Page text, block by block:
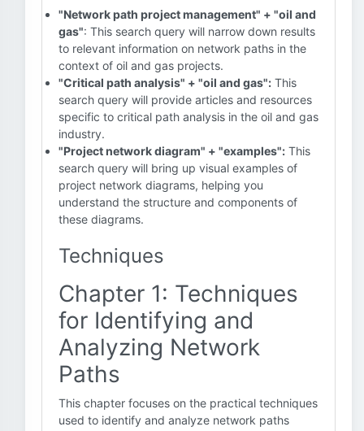
"Network path project management" + "oil and
gas": This search query will narrow down results
to relevant information on network paths in the
context of oil and gas projects.
"Critical path analysis" + "oil and gas": This
search query will provide articles and resources
specific to critical path analysis in the oil and gas
industry.
"Project network diagram" + "examples": This
search query will bring up visual examples of
project network diagrams, helping you
understand the structure and components of
these diagrams.
Techniques
Chapter 1: Techniques
for Identifying and
Analyzing Network
Paths
This chapter focuses on the practical techniques
used to identify and analyze network paths